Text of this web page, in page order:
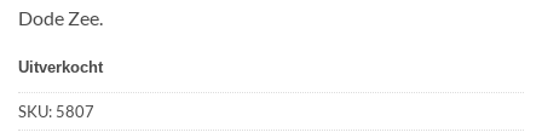
Dode Zee.
Uitverkocht
SKU: 5807